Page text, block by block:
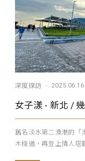
深度探訪 2025.06.16
舊名淡水第二漁港的「
木棧道，再登上情人塔